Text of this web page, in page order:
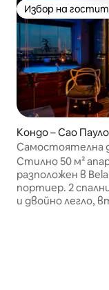
Избор на
Избор на
Кондо – Сао Пауло
Самостоятелна
Страхотна
Homes
Стилно 50 м²
разположен в
портиер. 2
и двойно легло,